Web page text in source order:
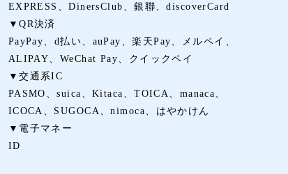
EXPRESS、DinersClub、銀聯、discoverCard
▼QR決済
PayPay、d払い、auPay、楽天Pay、メルペイ、
ALIPAY、WeChat Pay、クイックペイ
▼交通系IC
PASMO、suica、Kitaca、TOICA、manaca、
ICOCA、SUGOCA、nimoca、はやかけん
▼電子マネー
ID